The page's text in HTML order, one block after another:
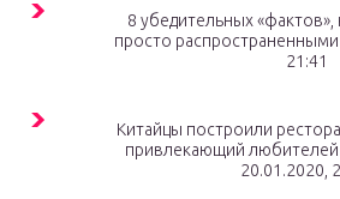
8 убедительных
просто
21:41
Китайцы построили
привлекающий
20.01.2020,